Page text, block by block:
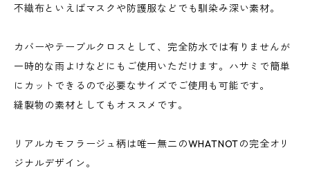
不織布といえばマスクや防護服などでも馴染み深い素材。
カバーやテーブルクロスとして、完全防水では有りませんが
一時的な雨よけなどにもご使用いただけます。ハサミで簡単
にカットできるので必要なサイズでご使用も可能です。
縫製物の素材としてもオススメです。
リアルカモフラージュ柄は唯一無二のWHATNOTの完全オリ
ジナルデザイン。